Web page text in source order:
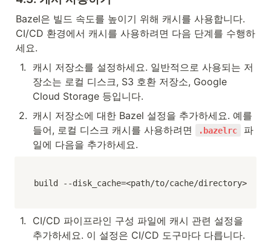
Bazel은 빌드 속도를 높이기 위해 캐시를 사용합니다.
CI/CD 환경에서 캐시를 사용하려면 다음 단계를 수행하
세요.
1.
캐시 저장소를 설정하세요. 일반적으로 사용되는 저
장소는 로컬 디스크, S3 호환 저장소, Google
Cloud Storage 등입니다.
2. 캐시 저장소에 대한 Bazel 설정을 추가하세요. 예를
들어, 로컬 디스크 캐시를 사용하려면
.bazelrc
파
일에 다음을 추가하세요.
build --disk_cache=<path/to/cache/directory>
1.
CI/CD 파이프라인 구성 파일에 캐시 관련 설정을
추가하세요. 이 설정은 CI/CD 도구마다 다릅니다.